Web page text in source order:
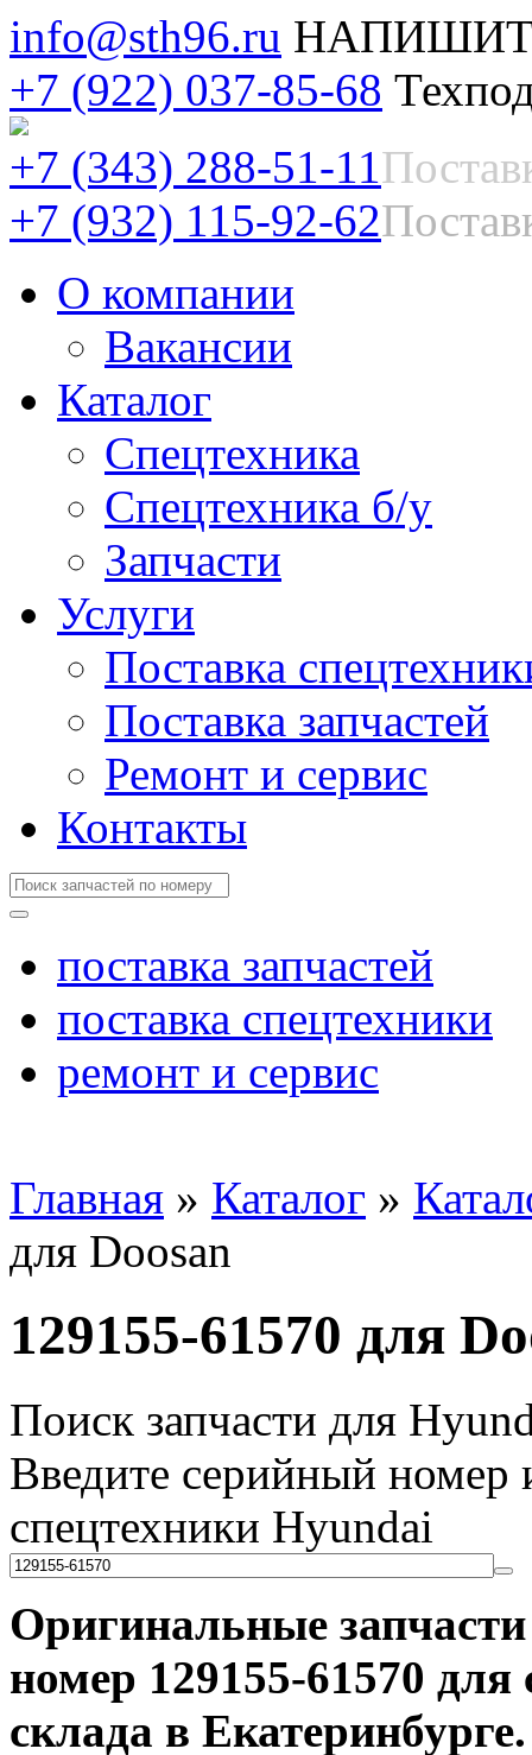
info@sth96.ru
+7 (922) 037-85-68
+7 (343) 288-51-11
+7 (932) 115-92-62
О компании
Вакансии
Каталог
Спецтехника
Спецтехника б/у
Запчасти
Услуги
Поставка
Поставка запчастей
Ремонт и сервис
Контакты
поставка запчастей
поставка спецтехники
ремонт и сервис
Главная » Каталог »
для Doosan
129155-61570 для
Поиск запчасти для
Введите серийный номер
спецтехники Hyundai
Оригинальные
номер 129155-61570 для
склада в Екатеринбурге.